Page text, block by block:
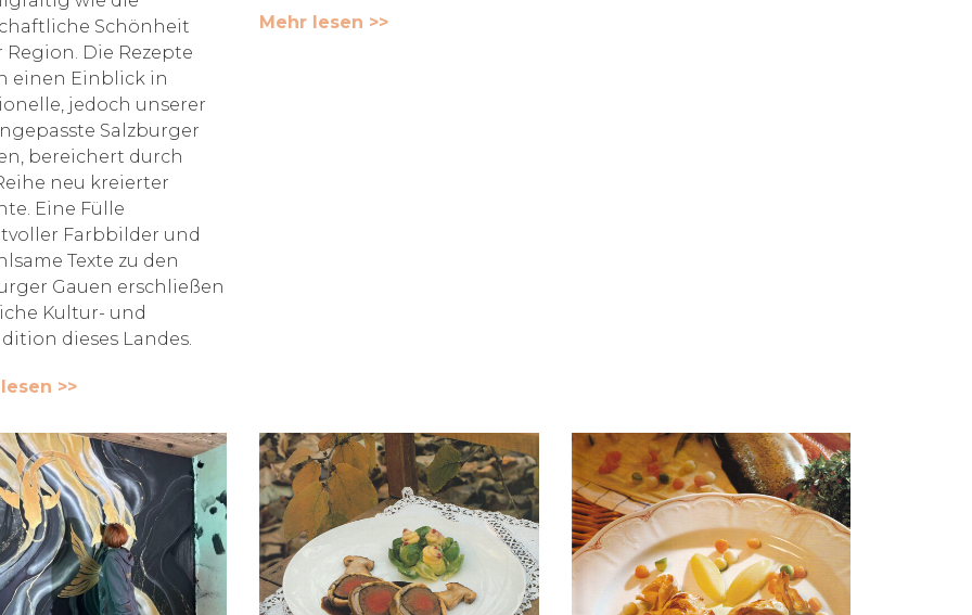
Schönheit
Region. Die Rezepte
einen Einblick in
jedoch unserer
Salzburger
bereichert durch
neu kreierter
Eine Fülle
Farbbilder und
Texte zu den
Gauen erschließen
Kultur- und
dieses Landes.
>>
Mehr lesen >>